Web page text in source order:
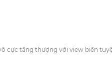
cực tầng thượng với view biển